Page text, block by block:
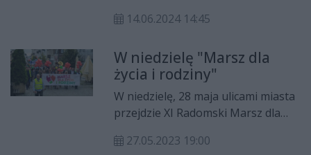
Jagiellońskim odbędzie się Piknik
14.06.2024 14:45
W niedzielę "Marsz dla
życia i rodziny"
W niedzielę, 28 maja ulicami miasta
przejdzie XI Radomski Marsz dla
na pl. Corazziego.
27.05.2023 19:00